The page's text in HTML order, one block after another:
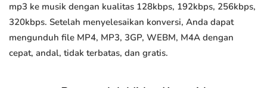
mp3 ke musik dengan kualitas 128kbps, 192kbps, 256kbps,
320kbps. Setelah menyelesaikan konversi, Anda dapat
mengunduh file MP4, MP3, 3GP, WEBM, M4A dengan
cepat, andal, tidak terbatas, dan gratis.